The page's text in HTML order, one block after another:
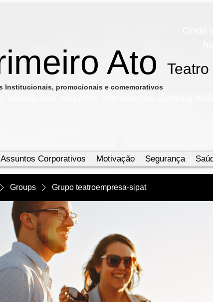
Ato
Institucionais, promocionais e comemorativos
Assuntos Corporativos Motivação Segurança
Groups Grupo teatroempresa-sipat